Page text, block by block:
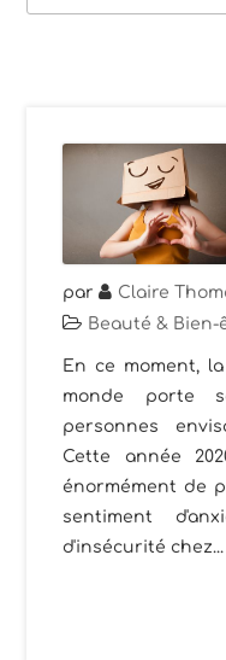
par Claire
Beauté & Bien-
En ce moment,
monde porte
personnes
Cette année
énormément de
sentiment
d'insécurité chez...
des